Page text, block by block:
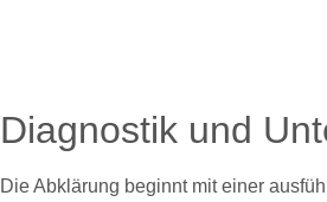
Diagnostik und
Die Abklärung beginnt mit einer